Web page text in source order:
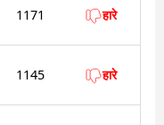
1171 हारे
1145 हारे